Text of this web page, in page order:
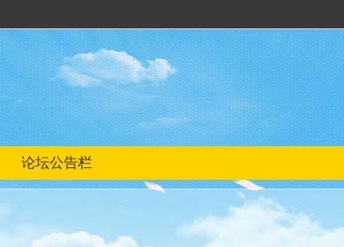
论坛公告栏